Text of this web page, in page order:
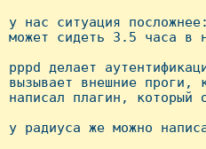
у нас ситуация
может сидеть 3.5 часа в
pppd делает
вызывает внешние
написал плагин,
у радиуса же можно